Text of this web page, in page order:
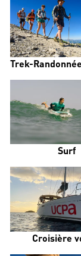
Trek-
Surf
Croisière